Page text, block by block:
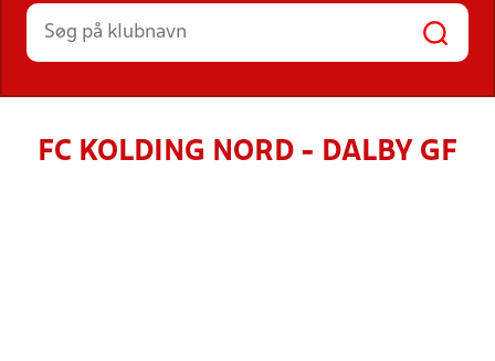
HOLD
FC KOLDING NORD - DALBY GF